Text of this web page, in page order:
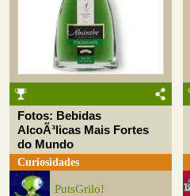
Fotos: Bebidas
AlcoÃ³licas Mais Fortes
do Mundo
Curiosidades
PutsGrilo!